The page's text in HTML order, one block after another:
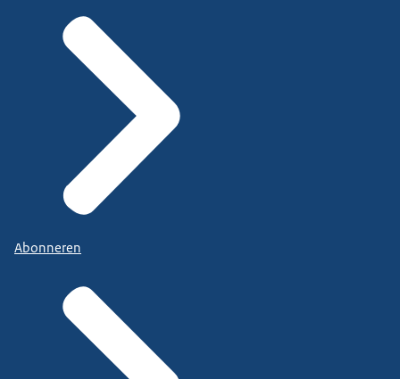
Abonneren